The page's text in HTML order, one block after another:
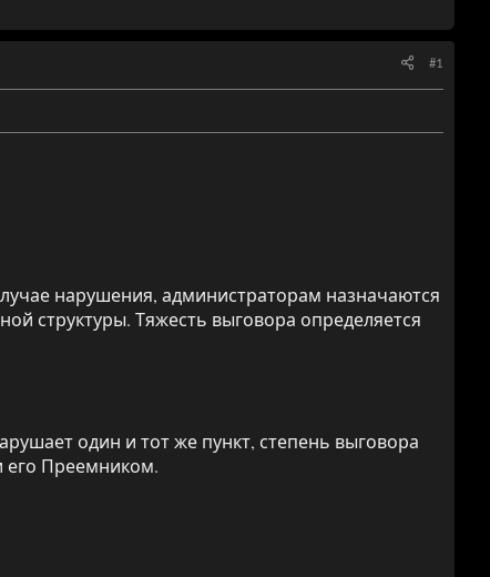
#1
нарушения, администраторам назначаются
структуры. Тяжесть выговора определяется
один и тот же пункт, степень выговора
его Преемником.